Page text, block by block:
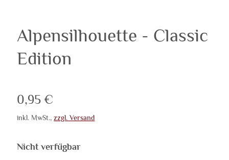
Alpensilhouette - Classic
Edition
Verkaufspreis: 0,95 €
0,95 €
inkl. MwSt.,zzgl. Versand
Nicht verfügbar